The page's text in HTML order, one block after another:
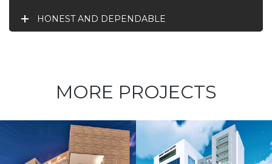
HONEST AND DEPENDABLE
MORE PROJECTS
Projet de